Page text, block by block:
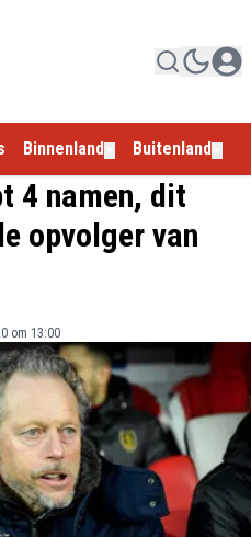
Binnenland Buitenland
4 namen, dit
opvolger van
om 13:00